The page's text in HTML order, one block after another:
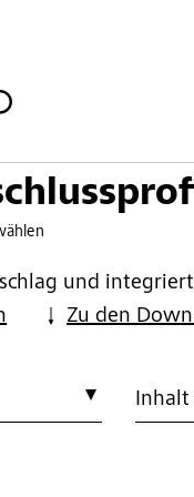
und
Zu den
Inhalt